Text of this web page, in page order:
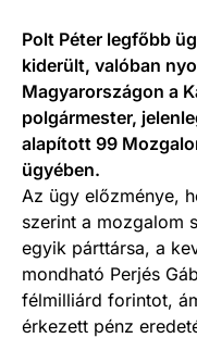
Polt Péter legfőbb
kiderült, valóban
Magyarországon a
polgármester,
alapított 99
ügyében.
Az ügy előzménye,
szerint a mozgalom
egyik párttársa, a
mondható Perjés
félmilliárd forintot,
érkezett pénz